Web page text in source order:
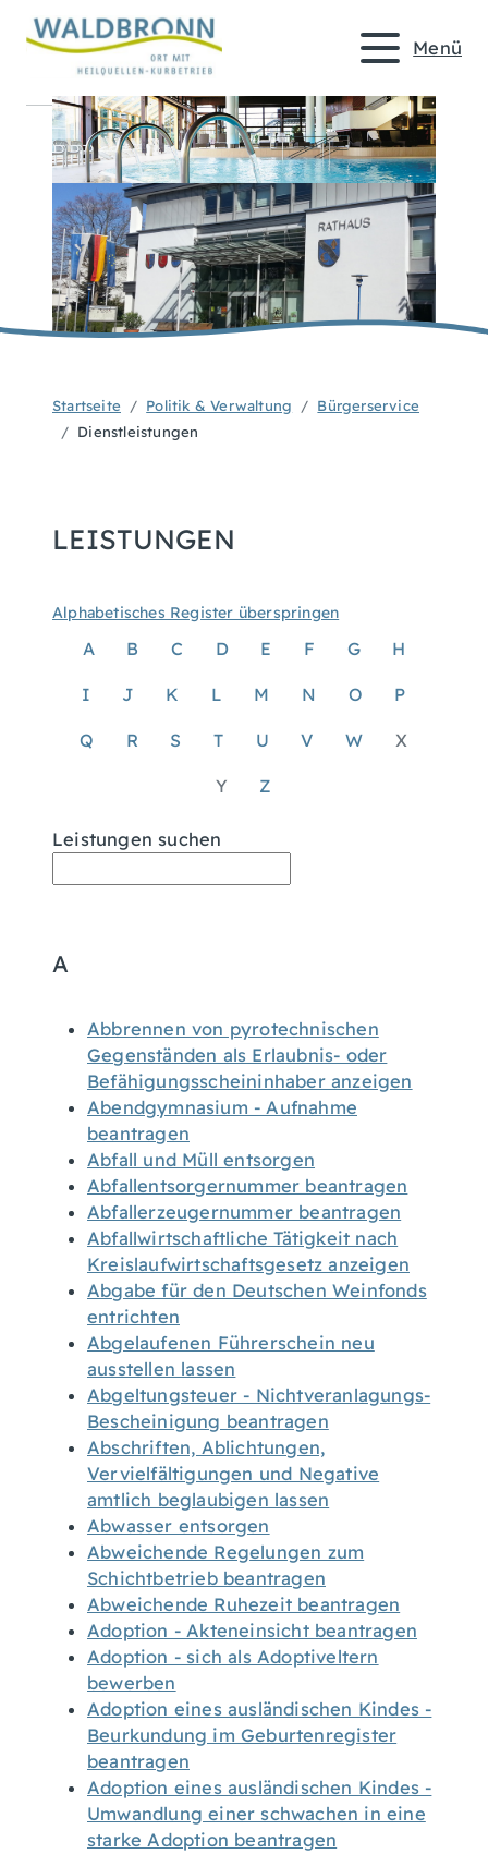
Menü
Startseite Politik & Verwaltung
Bürgerservice
Dienstleistungen
LEISTUNGEN
Alphabetisches Register überspringen
A B C D E F G H
I J K L M N O P
Q R S T U V W X
Y Z
Leistungen suchen
A
Abbrennen von pyrotechnischen
Gegenständen als Erlaubnis- oder
Befähigungsscheininhaber anzeigen
Abendgymnasium - Aufnahme
beantragen
Abfall und Müll entsorgen
Abfallentsorgernummer beantragen
Abfallerzeugernummer beantragen
Abfallwirtschaftliche Tätigkeit nach
Kreislaufwirtschaftsgesetz anzeigen
Abgabe für den Deutschen Weinfonds
entrichten
Abgelaufenen Führerschein neu
ausstellen lassen
Abgeltungsteuer - Nichtveranlagungs-
Bescheinigung beantragen
Abschriften, Ablichtungen,
Vervielfältigungen und Negative
amtlich beglaubigen lassen
Abwasser entsorgen
Abweichende Regelungen zum
Schichtbetrieb beantragen
Abweichende Ruhezeit beantragen
Adoption - Akteneinsicht beantragen
Adoption - sich als Adoptiveltern
bewerben
Adoption eines ausländischen Kindes -
Beurkundung im Geburtenregister
beantragen
Adoption eines ausländischen Kindes -
Umwandlung einer schwachen in eine
starke Adoption beantragen